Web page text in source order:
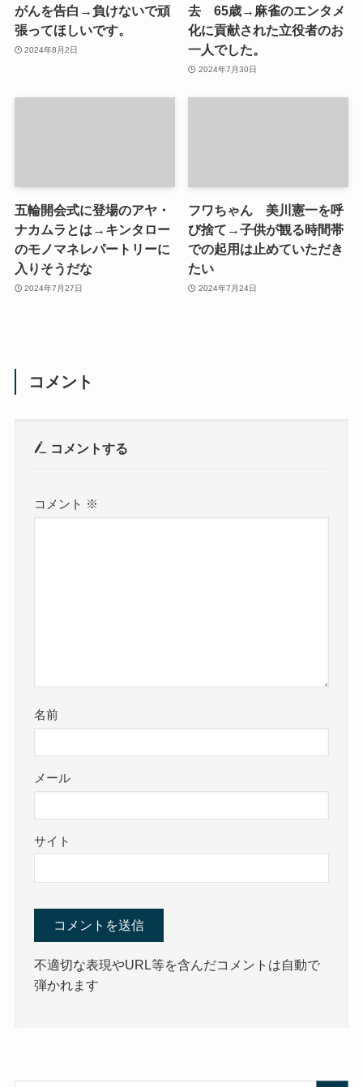
がんを告白→負けないで頑
張ってほしいです。
2024年8月2日
去 65歳→麻雀のエンタメ
化に貢献された立役者のお
一人でした。
2024年7月30日
五輪開会式に登場のアヤ・
ナカムラとは→キンタロー
のモノマネレパートリーに
入りそうだな
2024年7月27日
フワちゃん 美川憲一を呼
び捨て→子供が観る時間帯
での起用は止めていただき
たい
2024年7月24日
コメント
コメントする
コメント ※
名前
メール
サイト
不適切な表現やURL等を含んだコメントは自動で
弾かれます